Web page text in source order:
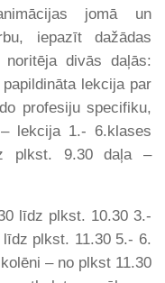
jomā un
iepazīt dažādas
noritēja divās daļās:
lekcija par
profesiju specifiku,
lekcija 1.- 6.klases
plkst. 9.30 daļa –
līdz plkst. 10.30 3.-
plkst. 11.30 5.- 6.
– no plkst 11.30